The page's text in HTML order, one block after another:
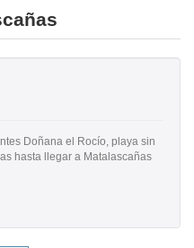
Doñana el Rocío, playa sin
hasta llegar a Matalascañas